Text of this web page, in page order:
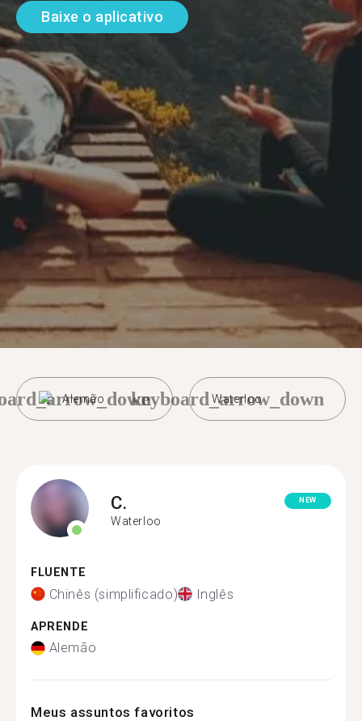
Baixe o aplicativo
Alemão Waterloo
keyboard_arrow_down
C.
Waterloo
NEW
FLUENTE
Chinês (simplificado) Inglês
APRENDE
Alemão
Meus assuntos favoritos